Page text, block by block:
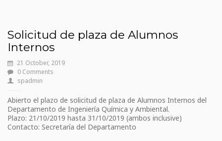
Solicitud de plaza de Alumnos
Internos
21 October, 2019
0 Comments
spadmin
Abierto el plazo de solicitud de plaza de Alumnos Internos del
Departamento de Ingeniería Química y Ambiental.
Plazo: 21/10/2019 hasta 31/10/2019 (ambos inclusive)
Contacto: Secretaría del Departamento